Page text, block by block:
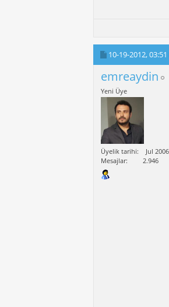
10-19-2012,
emreaydin
Yeni Üye
Üyelik tarihi
Jul 2006
Mesajlar
2.946